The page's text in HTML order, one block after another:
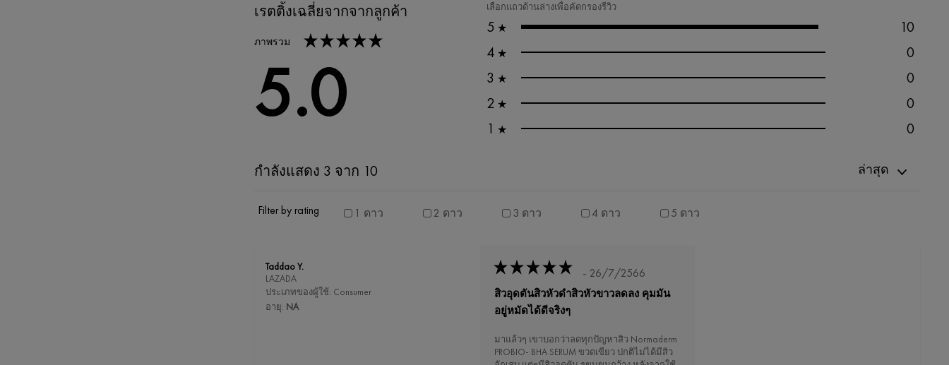
เลือกแถวด้านล่างเพื่อคัดกรองรีวิว
5 ★
10
4 ★
0
3 ★
0
2 ★
0
1 ★ 0
เรตติ้งเฉลี่ยจากจากลูกค้า
ภาพรวม
5.0 out of 5 stars
5.0
กำลังแสดง 3 จาก 10 ล่าสุด
Filter by rating 1 ดาว 2 ดาว 3 ดาว 4 ดาว 5 ดาว
Taddao Y.
LAZADA
ประเภทของผู้ใช้: Consumer
อายุ: NA
- 26/7/2566
สิวอุดตันสิวหัวดำสิวหัวขาวลดลง คุมมัน
อยู่หมัดได้ดีจริงๆ
มาแล้วๆ เขาบอกว่าลดทุกปัญหาสิว Normaderm
PROBIO- BHA SERUM ขวดเขียว ปกติไม่ได้มีสิว